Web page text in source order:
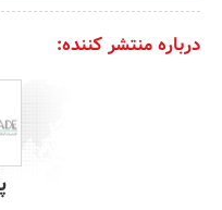
درباره منتشر کننده: